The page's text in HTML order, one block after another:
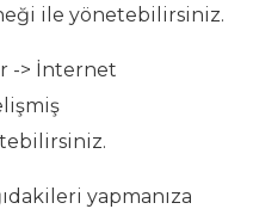
ile yönetebilirsiniz.
-> İnternet
yapmanıza